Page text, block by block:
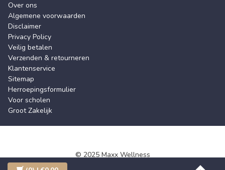
Over ons
Algemene voorwaarden
Disclaimer
Privacy Policy
Veilig betalen
Verzenden & retourneren
Klantenservice
Sitemap
Herroepingsformulier
Voor scholen
Groot Zakelijk
© 2025 Maxx Wellness